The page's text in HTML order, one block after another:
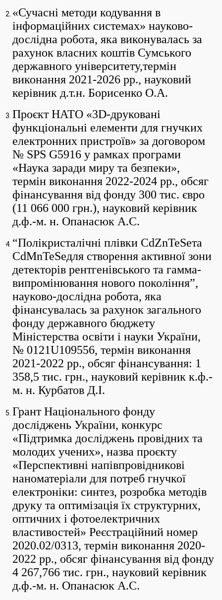
«Сучасні методи кодування в
інформаційних системах» науково-
дослідна робота, яка виконувалась за
рахунок власних коштів Сумського
державного університету,термін
виконання 2021-2026 рр., науковий
керівник д.т.н. Борисенко О.А.
Проєкт НАТО «3D-друковані
функціональні елементи для гнучких
електронних пристроїв» за договором
№ SPS G5916 у рамках програми
«Наука заради миру та безпеки»,
термін виконання 2022-2024 рр., обсяг
фінансування від фонду 300 тис. євро
(11 066 000 грн.), науковий керівник
д.ф.-м. н. Опанасюк А.С.
“Полікристалічні плівки CdZnTeSeта
CdMnTeSeдля створення активної зони
детекторів рентгенівського та гамма-
випромінювання нового покоління”,
науково-дослідна робота, яка
фінансувалась за рахунок загального
фонду державного бюджету
Міністерства освіти і науки України,
№ 0121U109556, термін виконання
2021-2022 рр., обсяг фінансування: 1
358,5 тис. грн., науковий керівник к.ф.-
м. н. Курбатов Д.І.
Грант Національного фонду
досліджень України, конкурс
«Підтримка досліджень провідних та
молодих учених», назва проєкту
«Перспективні напівпровідникові
наноматеріали для потреб гнучкої
електроніки: синтез, розробка методів
друку та оптимізація їх структурних,
оптичних і фотоелектричних
властивостей» Реєстраційний номер
2020.02/0313, термін виконання 2020-
2022 рр., обсяг фінансування від фонду
4 267,766 тис. грн., науковий керівник
д.ф.-м. н. Опанасюк А.С.